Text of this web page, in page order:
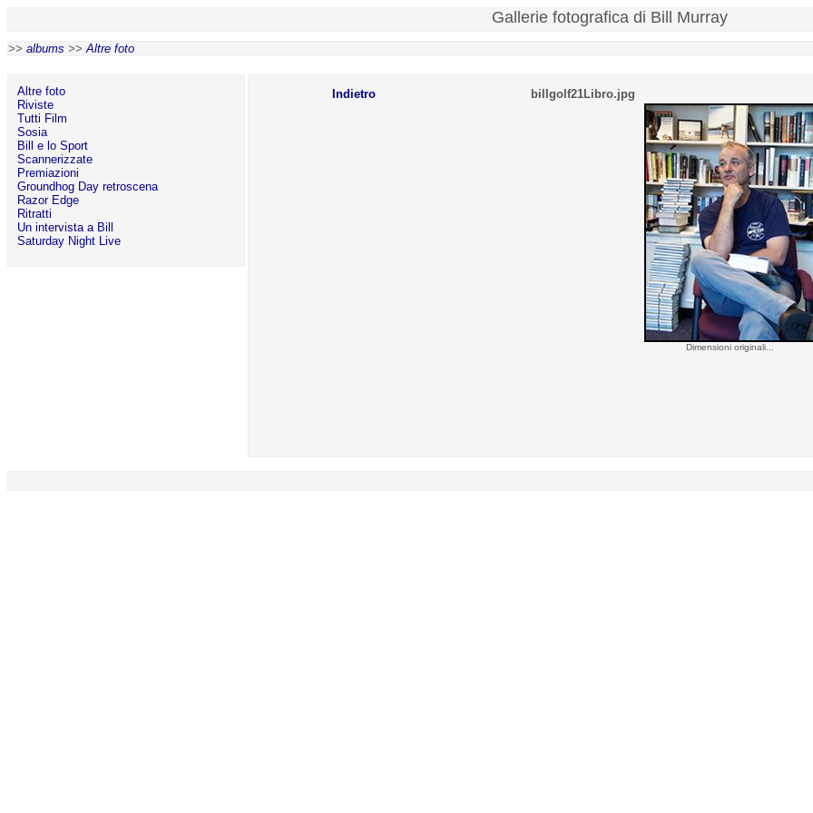
Gallerie fotografica di Bill Murray
>> albums >>Altre foto
Altre foto
Riviste
Tutti Film
Sosia
Bill e lo Sport
Scannerizzate
Premiazioni
Groundhog Day retroscena
Razor Edge
Ritratti
Un intervista a Bill
Saturday Night Live
Indietro billgolf21Libro.jpg
Dimensioni originali...